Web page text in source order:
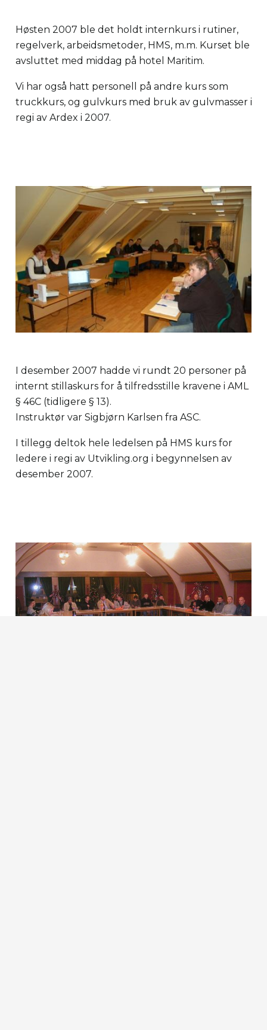
Høsten 2007 ble det holdt internkurs i rutiner,
regelverk, arbeidsmetoder, HMS, m.m. Kurset ble
avsluttet med middag på hotel Maritim.
Vi har også hatt personell på andre kurs som
truckkurs, og gulvkurs med bruk av gulvmasser i
regi av Ardex i 2007.
I desember 2007 hadde vi rundt 20 personer på
internt stillaskurs for å tilfredsstille kravene i AML
§ 46C (tidligere § 13).
Instruktør var Sigbjørn Karlsen fra ASC.
I tillegg deltok hele ledelsen på HMS kurs for
ledere i regi av Utvikling.org i begynnelsen av
desember 2007.